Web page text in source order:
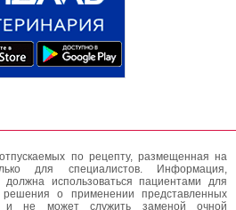
по рецепту, размещенная на
для специалистов. Информация,
использоваться пациентами для
решения о применении представленных
и не может служить заменой очной